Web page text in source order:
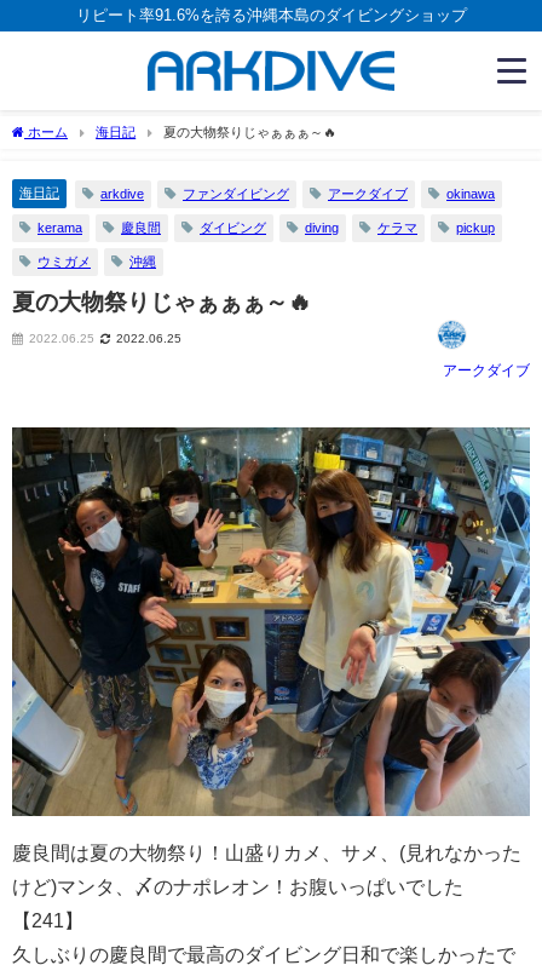
リピート率91.6%を誇る沖縄本島のダイビングショップ
ホーム 海日記 夏の大物祭りじゃぁぁぁ～🔥
海日記 arkdive ファンダイビング アークダイブ okinawa
kerama 慶良間 ダイビング diving ケラマ pickup
ウミガメ 沖縄
夏の大物祭りじゃぁぁぁ～🔥
2022.06.25 2022.06.25
アークダイブ
慶良間は夏の大物祭り！山盛りカメ、サメ、(見れなかった
けど)マンタ、〆のナポレオン！お腹いっぱいでした
【241】
久しぶりの慶良間で最高のダイビング日和で楽しかったで